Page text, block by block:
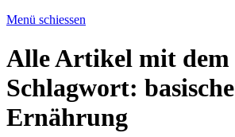
Menü schiessen
Alle Artikel mit dem
Schlagwort: basische
Ernährung